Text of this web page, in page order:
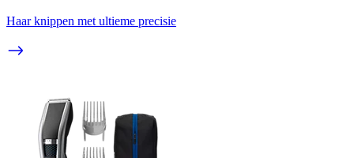
Haar knippen met ultieme precisie